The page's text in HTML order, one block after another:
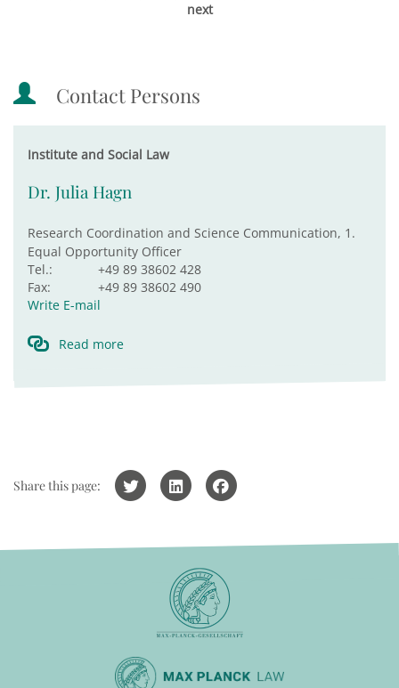
next
Contact Persons
Institute and Social Law
Dr. Julia Hagn
Research Coordination and Science Communication, 1.
Equal Opportunity Officer
Tel.:
+49 89 38602 428
Fax:
+49 89 38602 490
Write E-mail
Read more
Share this page: